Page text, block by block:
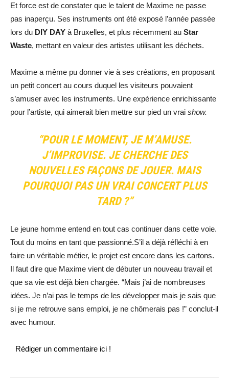
Et force est de constater que le talent de Maxime ne passe
pas inaperçu. Ses instruments ont été exposé l’année passée
lors du DIY DAY à Bruxelles, et plus récemment au Star
Waste, mettant en valeur des artistes utilisant les déchets.
Maxime a même pu donner vie à ses créations, en proposant
un petit concert au cours duquel les visiteurs pouvaient
s’amuser avec les instruments. Une expérience enrichissante
pour l’artiste, qui aimerait bien mettre sur pied un vrai show.
“POUR LE MOMENT, JE M’AMUSE.
J’IMPROVISE. JE CHERCHE DES
NOUVELLES FAÇONS DE JOUER. MAIS
POURQUOI PAS UN VRAI CONCERT PLUS
TARD ?”
Le jeune homme entend en tout cas continuer dans cette voie.
Tout du moins en tant que passionné.S’il a déjà réfléchi à en
faire un véritable métier, le projet est encore dans les cartons.
Il faut dire que Maxime vient de débuter un nouveau travail et
que sa vie est déjà bien chargée. “Mais j’ai de nombreuses
idées. Je n’ai pas le temps de les développer mais je sais que
si je me retrouve sans emploi, je ne chômerais pas !” conclut-il
avec humour.
Rédiger un commentaire ici !